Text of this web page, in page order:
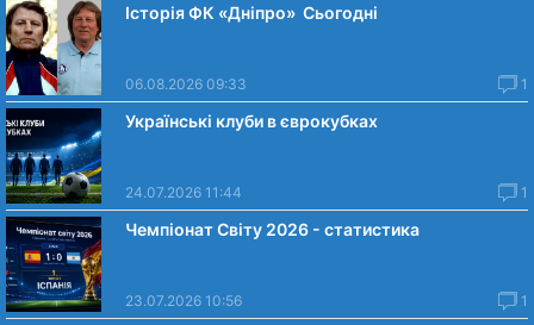
Історія ФК «Дніпро» Сьогодні
06.08.2026 09:33 1
Українські клуби в єврокубках
24.07.2026 11:44 1
Чемпіонат Світу 2026 - статистика
23.07.2026 10:56 1